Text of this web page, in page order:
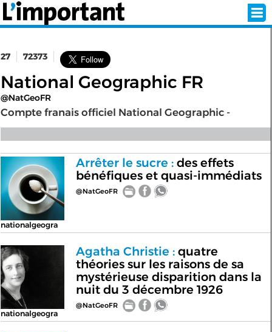
SÉLECTION DE L'ÉTÉ
SUR L'ÉCRAN D'ACCUEIL
ABONNEZ-VOUS À LA NEWSLETTER!
SUIVEZ NOUS:
27 72373
National Geographic FR
@NatGeoFR
Compte franais officiel National Geographic -
nationalgeogra
Arrêter le sucre :des effets
bénéfiques et quasi-immédiats
@NatGeoFR
nationalgeogra
Agatha Christie :quatre
théories sur les raisons de sa
mystérieuse disparition dans la
nuit du 3 décembre 1926
@NatGeoFR